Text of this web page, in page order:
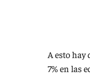
A esto
7% en las